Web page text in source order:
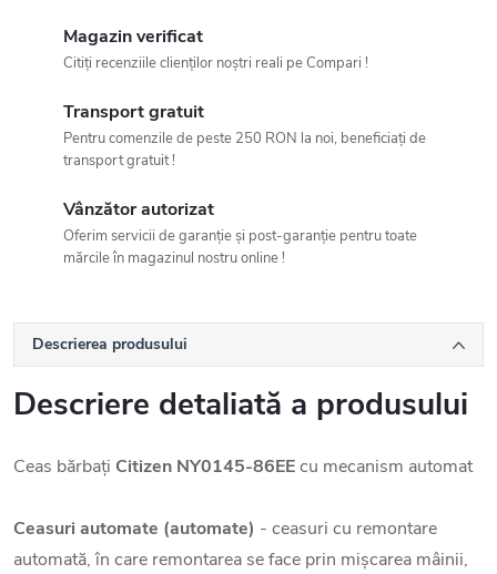
Magazin verificat
Citiți recenziile clienților noștri reali pe Compari !
Transport gratuit
Pentru comenzile de peste 250 RON la noi, beneficiați de
transport gratuit !
Vânzător autorizat
Oferim servicii de garanție și post-garanție pentru toate
mărcile în magazinul nostru online !
Descrierea produsului
Descriere detaliată a produsului
Ceas bărbați Citizen NY0145-86EEcu mecanism automat
Ceasuri automate (automate) - ceasuri cu remontare
automată, în care remontarea se face prin mișcarea mâinii,